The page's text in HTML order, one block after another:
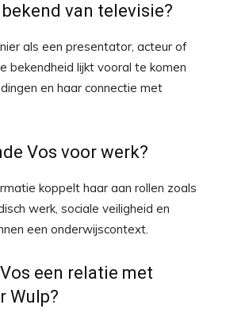
van televisie?
als een presentator, acteur of
bekendheid lijkt vooral te komen
en haar connectie met
Vos voor werk?
koppelt haar aan rollen zoals
werk, sociale veiligheid en
een onderwijscontext.
een relatie met
Wulp?